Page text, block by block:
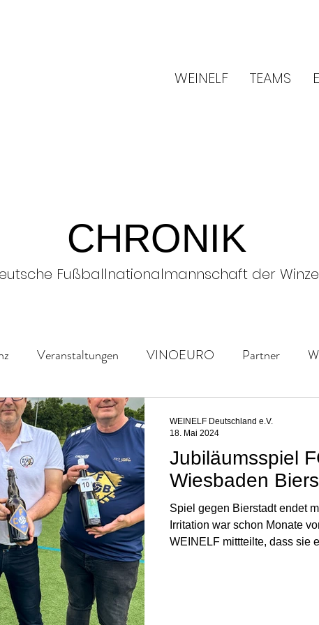
WEINELF TEAMS
CHRONIK
Fußballnationalmannschaft der
Veranstaltungen VINOEURO Partner
Spielvorschau
Jubiläumsspiel
Wiesbaden
Spiel gegen Bierstadt endet
Irritation war schon Monate
WEINELF mittteilte, dass sie
WEINELF Deutschland e.V.
18. Mai 2024